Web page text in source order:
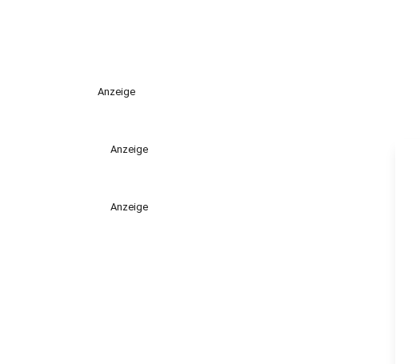
Anzeige
Anzeige
Anzeige